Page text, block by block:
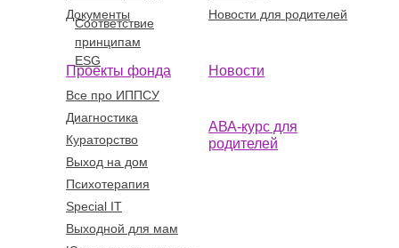
Документы
Соответствие
принципам
ESG
Новости для родителей
Проекты фонда
Все про ИППСУ
Диагностика
Кураторство
Выход на дом
Психотерапия
Special IT
Выходной для мам
Новости
АВА-курс для
родителей